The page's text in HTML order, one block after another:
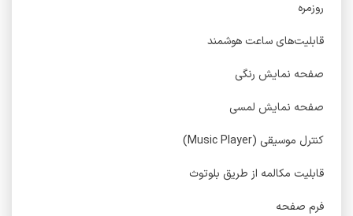
روزمره
قابلیت‌های ساعت هوشمند
صفحه نمایش رنگی
صفحه نمایش لمسی
کنترل موسیقی (Music Player)
قابلیت مکالمه از طریق بلوتوث
فرم صفحه